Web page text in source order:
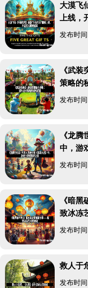
大漠飞
上线
发布时
《武
策略的
发布时
《龙
中，游
发布时
《暗
致冰冻
发布时
救人于
发布时